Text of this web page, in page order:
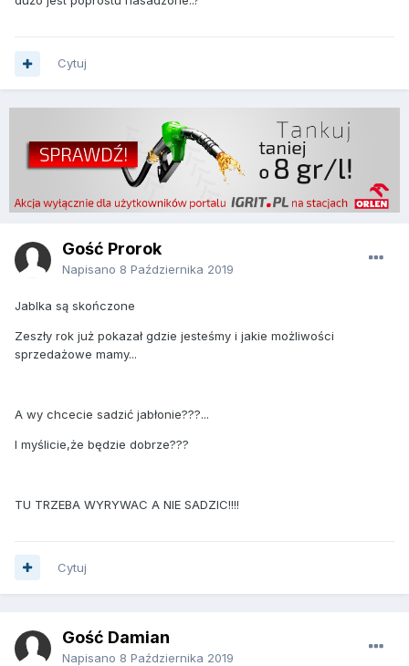
Cytuj
Gość Prorok
Napisano 8 Października 2019
Jablka są skończone
Zeszły rok już pokazał gdzie jesteśmy i jakie możliwości
sprzedażowe mamy...
A wy chcecie sadzić jabłonie???...
I myślicie,że będzie dobrze???
TU TRZEBA WYRYWAC A NIE SADZIC!!!!
Cytuj
Gość Damian
Napisano 8 Października 2019